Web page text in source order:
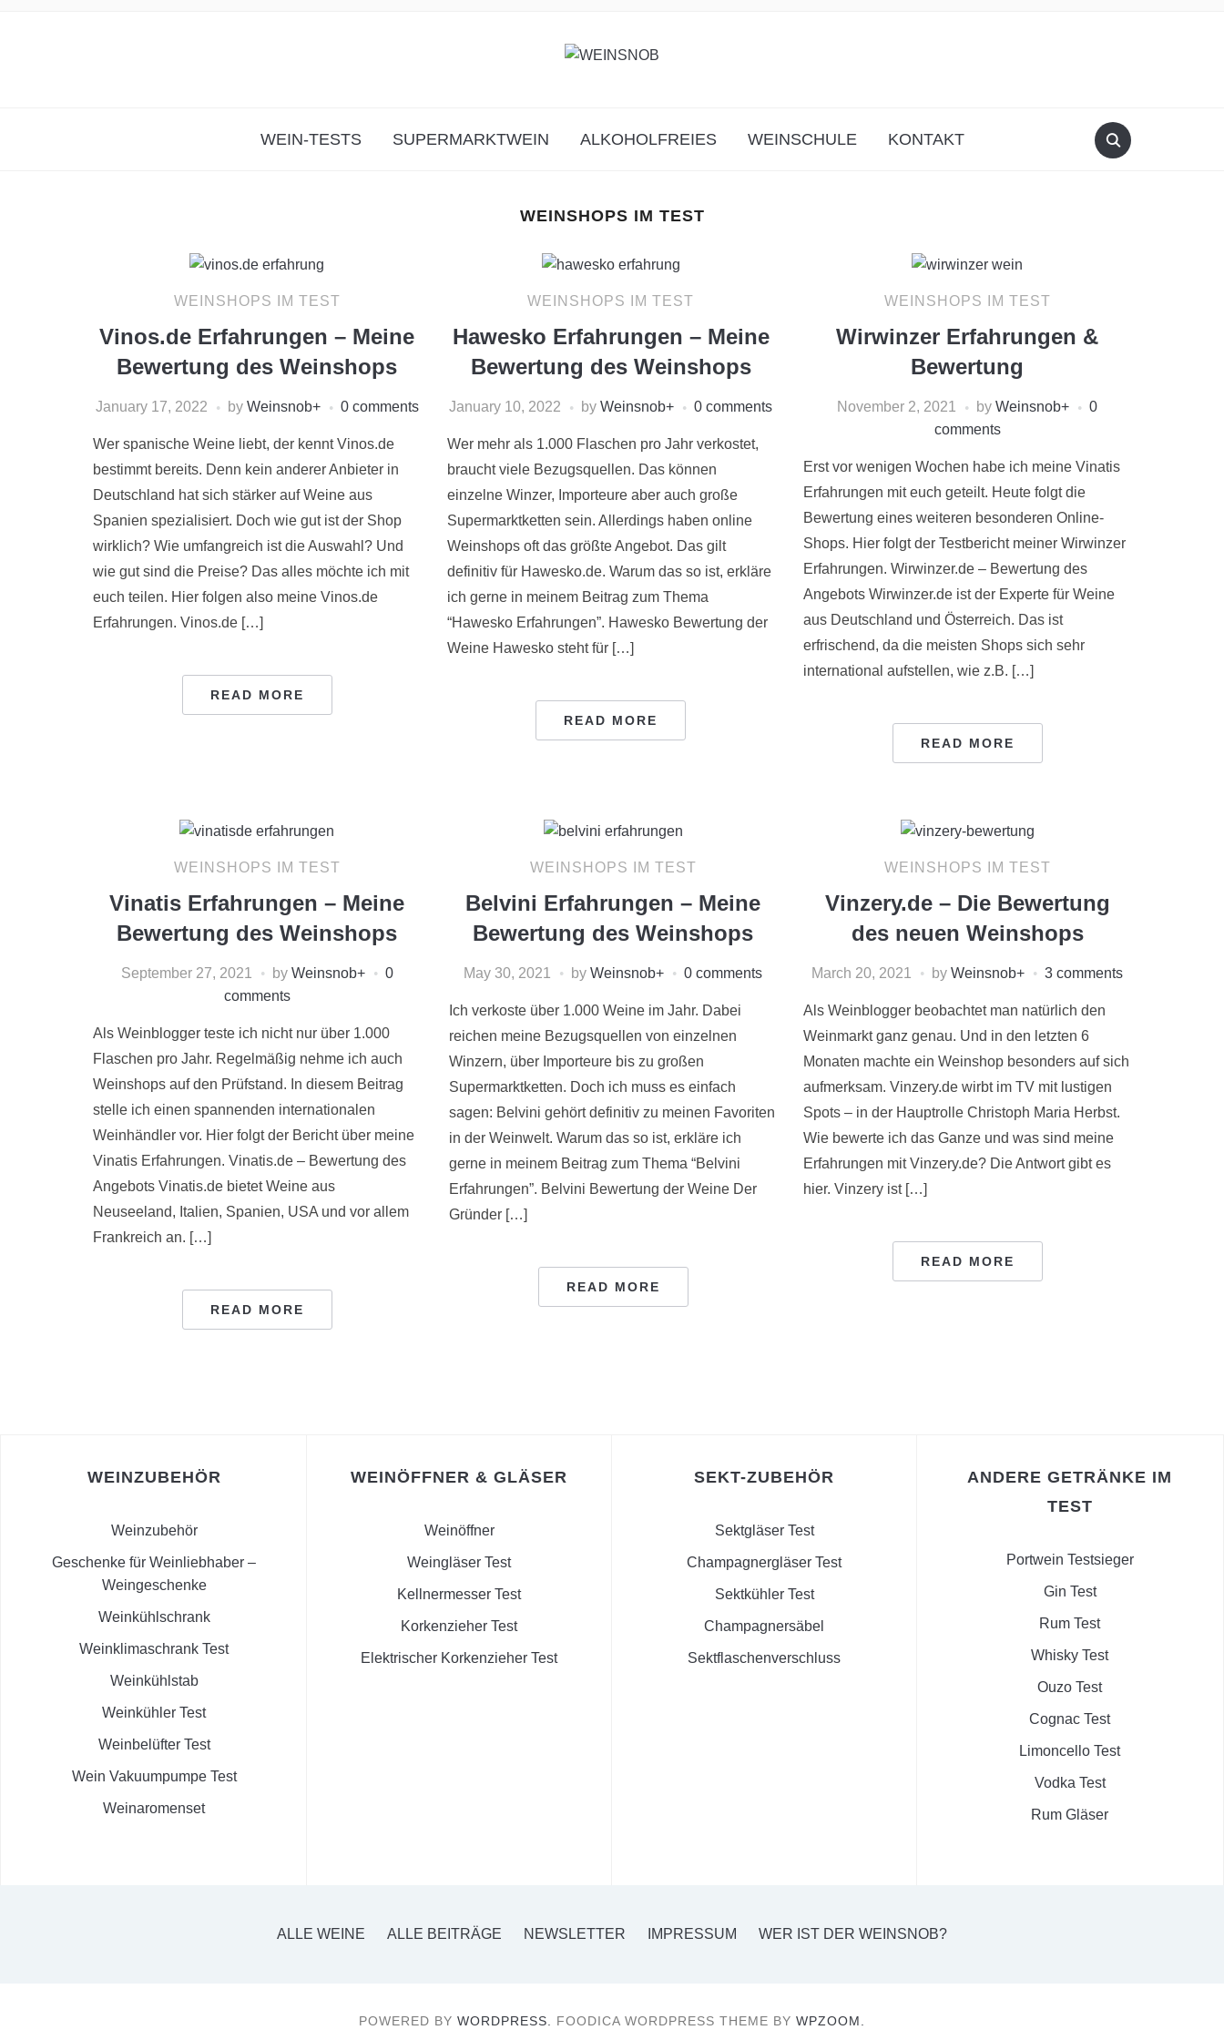
WEIN-TESTS SUPERMARKTWEIN ALKOHOLFREIES WEINSCHULE KONTAKT
WEINSHOPS IM TEST
WEINSHOPS IM TEST
Vinos.de Erfahrungen – Meine
Bewertung des Weinshops
January 17, 2022 by Weinsnob+ 0 comments
Wer spanische Weine liebt, der kennt Vinos.de
bestimmt bereits. Denn kein anderer Anbieter in
Deutschland hat sich stärker auf Weine aus
Spanien spezialisiert. Doch wie gut ist der Shop
wirklich? Wie umfangreich ist die Auswahl? Und
wie gut sind die Preise? Das alles möchte ich mit
euch teilen. Hier folgen also meine Vinos.de
Erfahrungen. Vinos.de […]
READ MORE
WEINSHOPS IM TEST
Hawesko Erfahrungen – Meine
Bewertung des Weinshops
January 10, 2022 byWeinsnob+ 0 comments
Wer mehr als 1.000 Flaschen pro Jahr verkostet,
braucht viele Bezugsquellen. Das können
einzelne Winzer, Importeure aber auch große
Supermarktketten sein. Allerdings haben online
Weinshops oft das größte Angebot. Das gilt
definitiv für Hawesko.de. Warum das so ist, erkläre
ich gerne in meinem Beitrag zum Thema
“Hawesko Erfahrungen”. Hawesko Bewertung der
Weine Hawesko steht für […]
READ MORE
WEINSHOPS IM TEST
Wirwinzer Erfahrungen &
Bewertung
November 2, 2021 by Weinsnob+
0
comments
Erst vor wenigen Wochen habe ich meine Vinatis
Erfahrungen mit euch geteilt. Heute folgt die
Bewertung eines weiteren besonderen Online-
Shops. Hier folgt der Testbericht meiner Wirwinzer
Erfahrungen. Wirwinzer.de – Bewertung des
Angebots Wirwinzer.de ist der Experte für Weine
aus Deutschland und Österreich. Das ist
erfrischend, da die meisten Shops sich sehr
international aufstellen, wie z.B. […]
READ MORE
WEINSHOPS IM TEST
Vinatis Erfahrungen – Meine
Bewertung des Weinshops
September 27, 2021 by Weinsnob+
0
comments
Als Weinblogger teste ich nicht nur über 1.000
Flaschen pro Jahr. Regelmäßig nehme ich auch
Weinshops auf den Prüfstand. In diesem Beitrag
stelle ich einen spannenden internationalen
Weinhändler vor. Hier folgt der Bericht über meine
Vinatis Erfahrungen. Vinatis.de – Bewertung des
Angebots Vinatis.de bietet Weine aus
Neuseeland, Italien, Spanien, USA und vor allem
Frankreich an. […]
READ MORE
WEINSHOPS IM TEST
Belvini Erfahrungen – Meine
Bewertung des Weinshops
May 30, 2021 byWeinsnob+ 0 comments
Ich verkoste über 1.000 Weine im Jahr. Dabei
reichen meine Bezugsquellen von einzelnen
Winzern, über Importeure bis zu großen
Supermarktketten. Doch ich muss es einfach
sagen: Belvini gehört definitiv zu meinen Favoriten
in der Weinwelt. Warum das so ist, erkläre ich
gerne in meinem Beitrag zum Thema “Belvini
Erfahrungen”. Belvini Bewertung der Weine Der
Gründer […]
READ MORE
WEINSHOPS IM TEST
Vinzery.de – Die Bewertung
des neuen Weinshops
March 20, 2021 by Weinsnob+ 3 comments
Als Weinblogger beobachtet man natürlich den
Weinmarkt ganz genau. Und in den letzten 6
Monaten machte ein Weinshop besonders auf sich
aufmerksam. Vinzery.de wirbt im TV mit lustigen
Spots – in der Hauptrolle Christoph Maria Herbst.
Wie bewerte ich das Ganze und was sind meine
Erfahrungen mit Vinzery.de? Die Antwort gibt es
hier. Vinzery ist […]
READ MORE
WEINZUBEHÖR
Weinzubehör
Geschenke für Weinliebhaber –
Weingeschenke
Weinkühlschrank
Weinklimaschrank Test
Weinkühlstab
Weinkühler Test
Weinbelüfter Test
Wein Vakuumpumpe Test
Weinaromenset
WEINÖFFNER & GLÄSER
Weinöffner
Weingläser Test
Kellnermesser Test
Korkenzieher Test
Elektrischer Korkenzieher Test
SEKT-ZUBEHÖR
Sektgläser Test
Champagnergläser Test
Sektkühler Test
Champagnersäbel
Sektflaschenverschluss
ANDERE GETRÄNKE IM
TEST
Portwein Testsieger
Gin Test
Rum Test
Whisky Test
Ouzo Test
Cognac Test
Limoncello Test
Vodka Test
Rum Gläser
ALLE WEINE ALLE BEITRÄGE NEWSLETTER IMPRESSUM WER IST DER WEINSNOB?
POWERED BY WORDPRESS. FOODICA WORDPRESS THEME BY WPZOOM.